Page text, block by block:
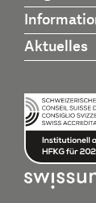
Aktuelles